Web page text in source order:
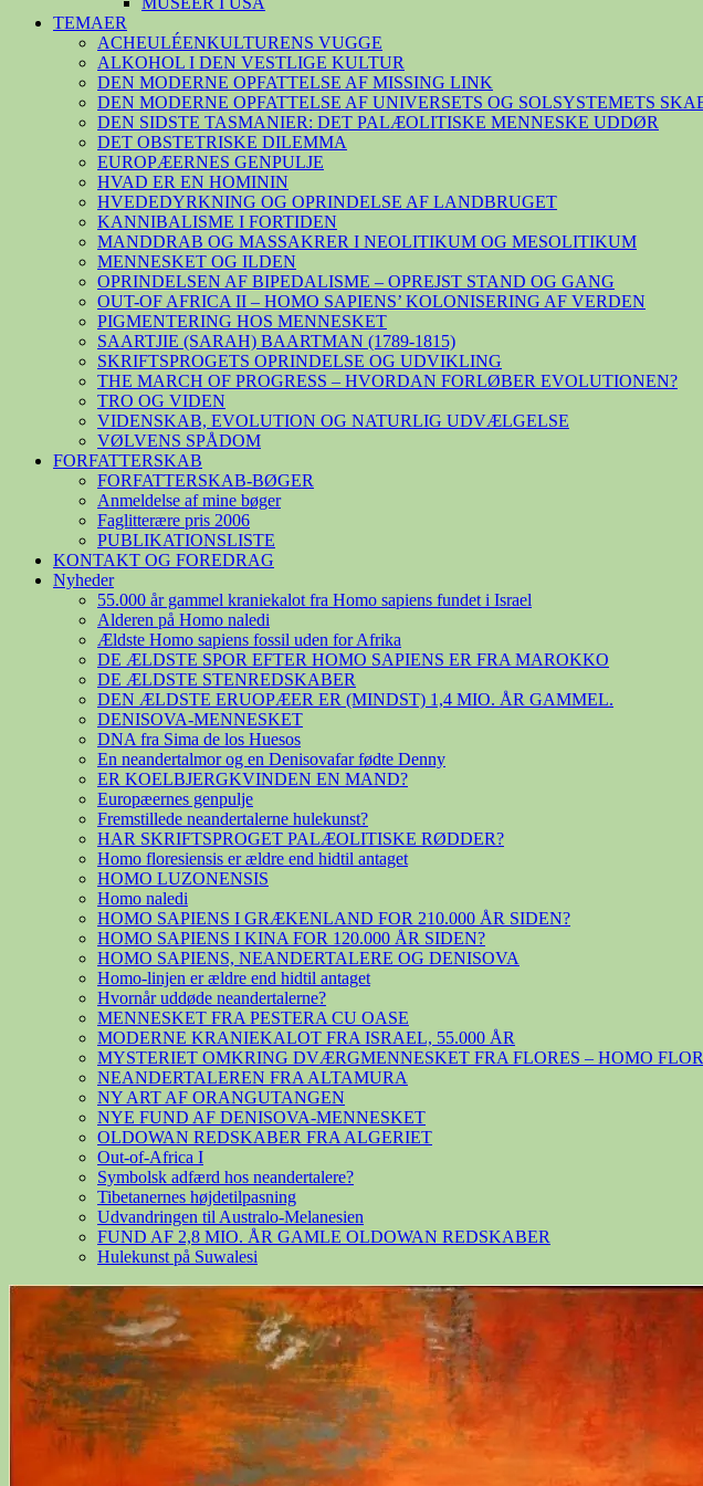
TEMAER
ACHEULÉENKULTURENS VUGGE
ALKOHOL I DEN VESTLIGE KULTUR
DEN MODERNE OPFATTELSE AF MISSING LINK
DEN MODERNE OPFATTELSE AF UNIVERSETS OG SOLSYSTEMETS
DEN SIDSTE TASMANIER: DET PALÆOLITISKE MENNESKE UDDØR
DET OBSTETRISKE DILEMMA
EUROPÆERNES GENPULJE
HVAD ER EN HOMININ
HVEDEDYRKNING OG OPRINDELSE AF LANDBRUGET
KANNIBALISME I FORTIDEN
MANDDRAB OG MASSAKRER I NEOLITIKUM OG MESOLITIKUM
MENNESKET OG ILDEN
OPRINDELSEN AF BIPEDALISME – OPREJST STAND OG GANG
OUT-OF AFRICA II – HOMO SAPIENS’ KOLONISERING AF VERDEN
PIGMENTERING HOS MENNESKET
SAARTJIE (SARAH) BAARTMAN (1789-1815)
SKRIFTSPROGETS OPRINDELSE OG UDVIKLING
THE MARCH OF PROGRESS – HVORDAN FORLØBER EVOLUTIONEN?
TRO OG VIDEN
VIDENSKAB, EVOLUTION OG NATURLIG UDVÆLGELSE
VØLVENS SPÅDOM
FORFATTERSKAB
FORFATTERSKAB-BØGER
Anmeldelse af mine bøger
Faglitterære pris 2006
PUBLIKATIONSLISTE
KONTAKT OG FOREDRAG
Nyheder
55.000 år gammel kraniekalot fra Homo sapiens fundet i Israel
Alderen på Homo naledi
Ældste Homo sapiens fossil uden for Afrika
DE ÆLDSTE SPOR EFTER HOMO SAPIENS ER FRA MAROKKO
DE ÆLDSTE STENREDSKABER
DEN ÆLDSTE ERUOPÆER ER (MINDST) 1,4 MIO. ÅR GAMMEL.
DENISOVA-MENNESKET
DNA fra Sima de los Huesos
En neandertalmor og en Denisovafar fødte Denny
ER KOELBJERGKVINDEN EN MAND?
Europæernes genpulje
Fremstillede neandertalerne hulekunst?
HAR SKRIFTSPROGET PALÆOLITISKE RØDDER?
Homo floresiensis er ældre end hidtil antaget
HOMO LUZONENSIS
Homo naledi
HOMO SAPIENS I GRÆKENLAND FOR 210.000 ÅR SIDEN?
HOMO SAPIENS I KINA FOR 120.000 ÅR SIDEN?
HOMO SAPIENS, NEANDERTALERE OG DENISOVA
Homo-linjen er ældre end hidtil antaget
Hvornår uddøde neandertalerne?
MENNESKET FRA PESTERA CU OASE
MODERNE KRANIEKALOT FRA ISRAEL, 55.000 ÅR
MYSTERIET OMKRING DVÆRGMENNESKET FRA FLORES – HOMO
NEANDERTALEREN FRA ALTAMURA
NY ART AF ORANGUTANGEN
NYE FUND AF DENISOVA-MENNESKET
OLDOWAN REDSKABER FRA ALGERIET
Out-of-Africa I
Symbolsk adfærd hos neandertalere?
Tibetanernes højdetilpasning
Udvandringen til Australo-Melanesien
FUND AF 2,8 MIO. ÅR GAMLE OLDOWAN REDSKABER
Hulekunst på Suwalesi